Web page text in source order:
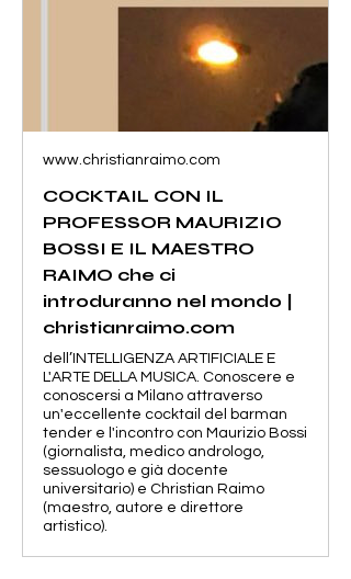
www.christianraimo.com
COCKTAIL CON IL
PROFESSOR MAURIZIO
BOSSI E IL MAESTRO
RAIMO che ci
introduranno nel mondo |
christianraimo.com
dell’INTELLIGENZA ARTIFICIALE E
L'ARTE DELLA MUSICA. Conoscere e
conoscersi a Milano attraverso
un'eccellente cocktail del barman
tender e l'incontro con Maurizio Bossi
(giornalista, medico andrologo,
sessuologo e già docente
universitario) e Christian Raimo
(maestro, autore e direttore
artistico).